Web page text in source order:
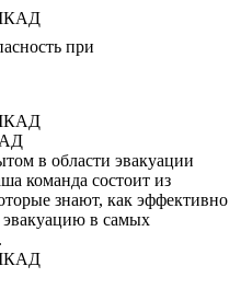
при
в области эвакуации
команда состоит из
знают, как эффективно
эвакуацию в самых